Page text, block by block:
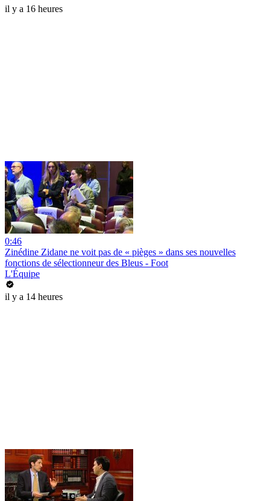
il y a 16 heures
0:46
Zinédine Zidane ne voit pas de « pièges » dans ses nouvelles
fonctions de sélectionneur des Bleus - Foot
L'Équipe
il y a 14 heures